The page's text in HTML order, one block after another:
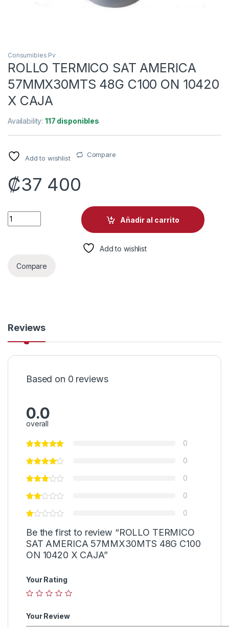
Consumibles Pv
ROLLO TERMICO SAT AMERICA
57MMX30MTS 48G C100 ON 10420
X CAJA
Availability:117 disponibles
Add to wishlist Compare
₡37 400
ROLLO TERMICO SAT AMERICA 57MMX30MTS 48G C100
Añadir al carrito
Add to wishlist
Compare
Reviews
Based on 0 reviews
0.0
overall
0
0
0
0
0
Be the first to review “ROLLO TERMICO
SAT AMERICA 57MMX30MTS 48G C100
ON 10420 X CAJA”
Your Rating
Your Review